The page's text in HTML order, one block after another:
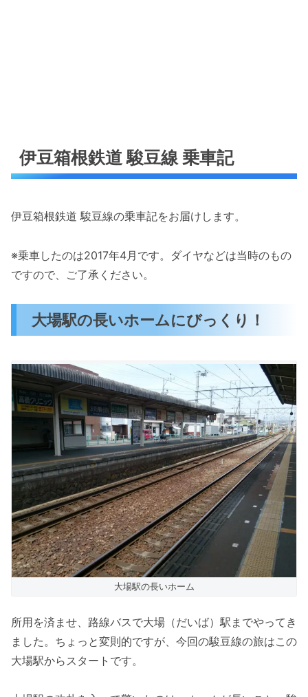
伊豆箱根鉄道 駿豆線 乗車記
伊豆箱根鉄道 駿豆線の乗車記をお届けします。
※乗車したのは2017年4月です。ダイヤなどは当時のもの
ですので、ご了承ください。
大場駅の長いホームにびっくり！
大場駅の長いホーム
所用を済ませ、路線バスで大場（だいば）駅までやってき
ました。ちょっと変則的ですが、今回の駿豆線の旅はこの
大場駅からスタートです。